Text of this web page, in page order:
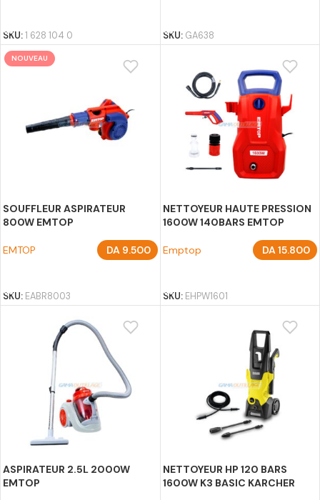
SKU:1 628 104 0 SKU: GA638
NOUVEAU
SOUFFLEUR ASPIRATEUR
800W EMTOP
EMTOP DA9.500
SKU: EABR8003
NETTOYEUR HAUTE PRESSION
1600W 140BARS EMTOP
Emptop DA15.800
SKU: EHPW1601
ASPIRATEUR 2.5L 2000W
EMTOP
NETTOYEUR HP 120 BARS
1600W K3 BASIC KARCHER